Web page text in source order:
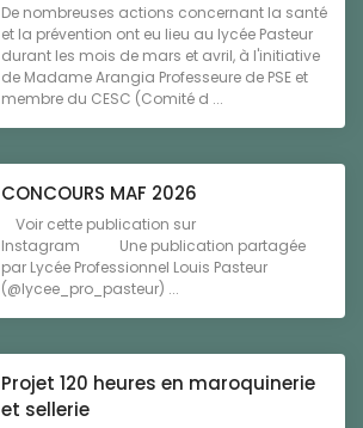
De nombreuses actions concernant la santé
et la prévention ont eu lieu au lycée Pasteur
durant les mois de mars et avril, à l'initiative
de Madame Arangia Professeure de PSE et
membre du CESC (Comité d ...
CONCOURS MAF 2026
Voir cette publication sur
Instagram Une publication partagée
par Lycée Professionnel Louis Pasteur
(@lycee_pro_pasteur) ...
Projet 120 heures en maroquinerie
et sellerie